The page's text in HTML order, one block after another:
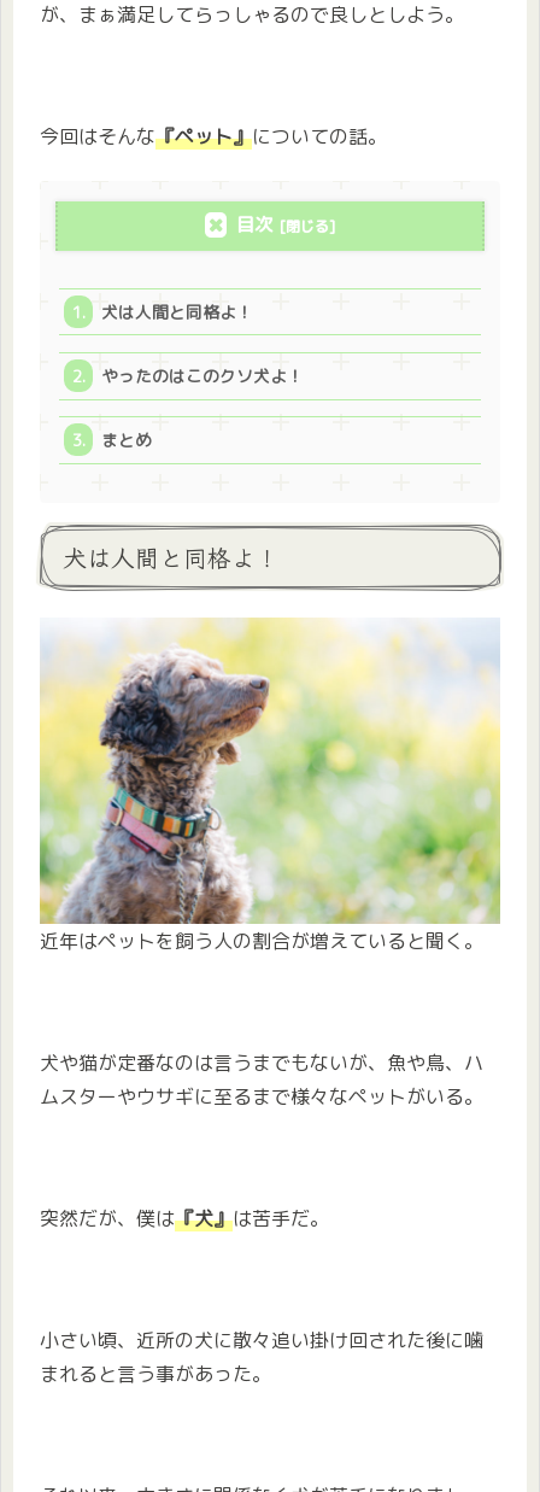
が、まぁ満足してらっしゃるので良しとしよう。
今回はそんな『ペット』についての話。
目次
犬は人間と同格よ！
やったのはこのクソ犬よ！
まとめ
犬は人間と同格よ！
近年はペットを飼う人の割合が増えていると聞く。
犬や猫が定番なのは言うまでもないが、魚や鳥、ハ
ムスターやウサギに至るまで様々なペットがいる。
突然だが、僕は『犬』は苦手だ。
小さい頃、近所の犬に散々追い掛け回された後に噛
まれると言う事があった。